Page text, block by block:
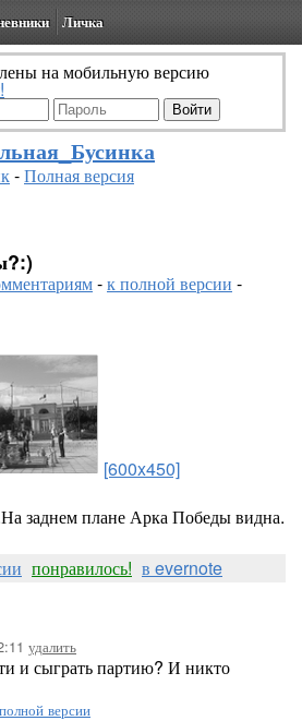
Личка
на мобильную версию
-Полная версия
-к полной версии -
[600x450]
заднем плане Арка Победы видна.
понравилось! в evernote
удалить
и сыграть партию? И никто
версии